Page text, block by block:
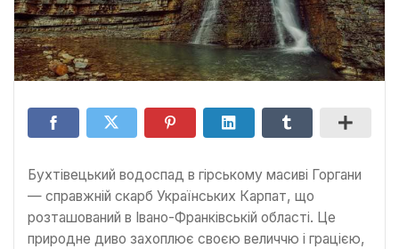
Бухтівецький водоспад в гірському масиві Горгани
— справжній скарб Українських Карпат, що
розташований в Івано-Франківській області. Це
природне диво захоплює своєю величчю і грацією,